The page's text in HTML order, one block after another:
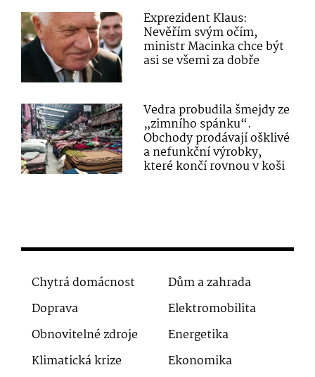
Exprezident Klaus:
Nevěřím svým očím,
ministr Macinka chce být
asi se všemi za dobře
Vedra probudila šmejdy ze
„zimního spánku“.
Obchody prodávají ošklivé
a nefunkční výrobky,
které končí rovnou v koši
Chytrá domácnost
Dům a zahrada
Doprava
Elektromobilita
Obnovitelné zdroje
Energetika
Klimatická krize
Ekonomika